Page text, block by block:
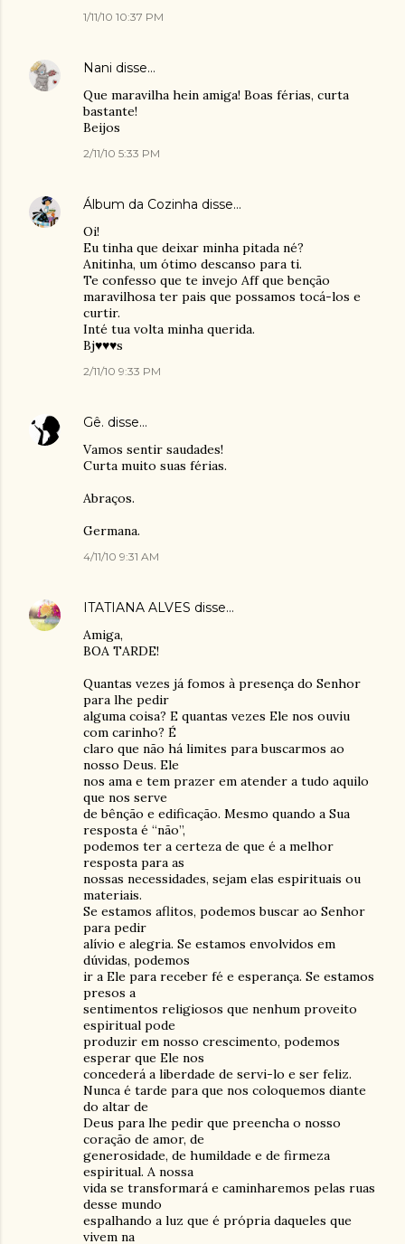
1/11/10 10:37 PM
Nani disse…
Que maravilha hein amiga! Boas férias, curta
bastante!
Beijos
2/11/10 5:33 PM
Álbum da Cozinha disse…
Oi!
Eu tinha que deixar minha pitada né?
Anitinha, um ótimo descanso para ti.
Te confesso que te invejo Aff que benção
maravilhosa ter pais que possamos tocá-los e
curtir.
Inté tua volta minha querida.
Bj♥♥♥s
2/11/10 9:33 PM
Gê. disse…
Vamos sentir saudades!
Curta muito suas férias.
Abraços.
Germana.
4/11/10 9:31 AM
ITATIANA ALVES disse…
Amiga,
BOA TARDE!
Quantas vezes já fomos à presença do Senhor
para lhe pedir
alguma coisa? E quantas vezes Ele nos ouviu
com carinho? É
claro que não há limites para buscarmos ao
nosso Deus. Ele
nos ama e tem prazer em atender a tudo aquilo
que nos serve
de bênção e edificação. Mesmo quando a Sua
resposta é “não”,
podemos ter a certeza de que é a melhor
resposta para as
nossas necessidades, sejam elas espirituais ou
materiais.
Se estamos aflitos, podemos buscar ao Senhor
para pedir
alívio e alegria. Se estamos envolvidos em
dúvidas, podemos
ir a Ele para receber fé e esperança. Se estamos
presos a
sentimentos religiosos que nenhum proveito
espiritual pode
produzir em nosso crescimento, podemos
esperar que Ele nos
concederá a liberdade de servi-lo e ser feliz.
Nunca é tarde para que nos coloquemos diante
do altar de
Deus para lhe pedir que preencha o nosso
coração de amor, de
generosidade, de humildade e de firmeza
espiritual. A nossa
vida se transformará e caminharemos pelas ruas
desse mundo
espalhando a luz que é própria daqueles que
vivem na